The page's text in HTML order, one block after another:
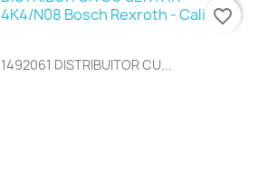
DISTRIBUITOR CU...
favorite_border